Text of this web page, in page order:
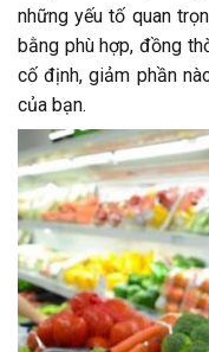
những yếu tố quan
bằng phù hợp, đồng
cố định, giảm phần
của bạn.